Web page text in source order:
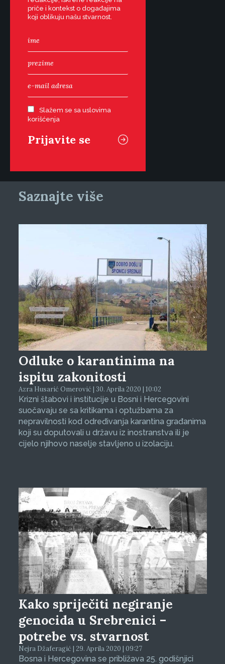
priče i kontekst o događajima
koji oblikuju našu stvarnost.
Slažem se sa uslovima
korišćenja
Saznajte više
Odluke o karantinima na
ispitu zakonitosti
Azra Husarić Omerović | 30. Aprila 2020 | 10:02
Krizni štabovi i institucije u Bosni i Hercegovini
suočavaju se sa kritikama i optužbama za
nepravilnosti kod određivanja karantina građanima
koji su doputovali u državu iz inostranstva ili je
cijelo njihovo naselje stavljeno u izolaciju.
Kako spriječiti negiranje
genocida u Srebrenici –
potrebe vs. stvarnost
Nejra Džaferagić | 29. Aprila 2020 | 09:27
Bosna i Hercegovina se približava 25. godišnjici